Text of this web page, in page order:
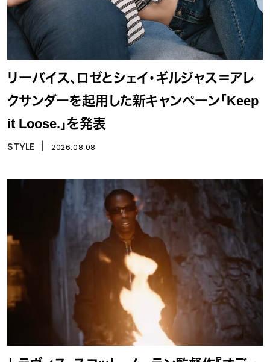
リーバイス、ロゼとシェイ・ギルジャス＝アレ
クサンダーを起用した新キャンペーン「Keep
it Loose.」を発表
STYLE 2026.08.08